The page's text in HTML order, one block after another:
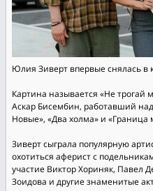
Юлия Зиверт впервые снялась в
Картина называется «Не трогай
Аскар Бисембин, работавший
Новые», «Два холма» и «Граница
Зиверт сыграла популярную
охотиться аферист с
участие Виктор Хориняк, Павел
Зоидова и другие знаменитые